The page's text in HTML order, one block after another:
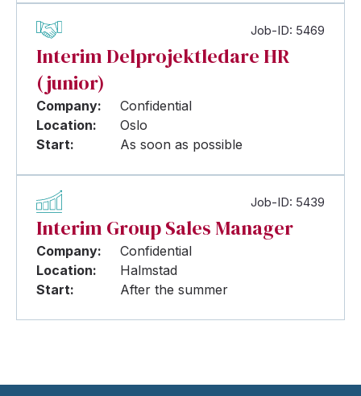
Job-ID: 5469
Interim Delprojektledare HR
(junior)
Company:
Confidential
Location:
Oslo
Start:
As soon as possible
Job-ID: 5439
Interim Group Sales Manager
Company:
Confidential
Location:
Halmstad
Start:
After the summer